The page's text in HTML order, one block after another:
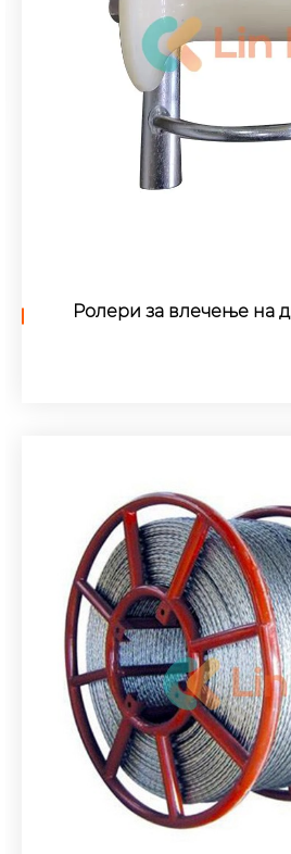
Дигалка со рачка со